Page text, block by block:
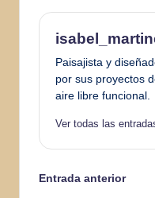
Paisajista y
por sus proyectos
aire libre funcional.
Ver todas las
Navegación
Entrada anterior